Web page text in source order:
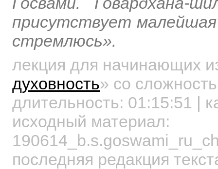
присутствует малейшая
стремлюсь».
лекция для начинающих
духовность» со
длительность: 01:15:51 |
исходный материал:
последняя редакция